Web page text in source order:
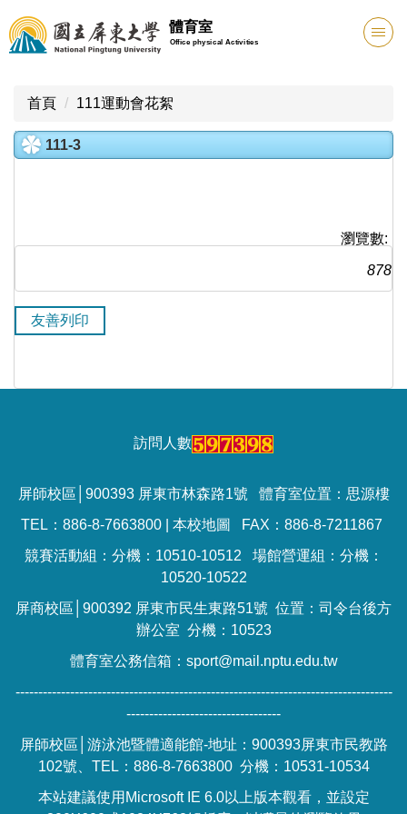
跳
到
主
區
體育室
Office physical Activities
首頁 111運動會花絮
111-3
瀏覽數:
878
友善列印
訪問人數
屏師校區│900393 屏東市林森路1號 體育室位置：思源樓
TEL：886-8-7663800 | 本校地圖
FAX：886-8-7211867
競賽活動組：分機：10510-10512 場館營運組：分機：
10520-10522
屏商校區│900392 屏東市民生東路51號 位置：司令台後方
辦公室 分機：10523
體育室公務信箱：sport@mail.nptu.edu.tw
-----------------------------------------------------------------------------------
----------------------------------
屏師校區│游泳池暨體適能館-地址：900393屏東市民教路
102號、TEL：886-8-7663800 分機：10531-10534
本站建議使用Microsoft IE 6.0以上版本觀看，並設定